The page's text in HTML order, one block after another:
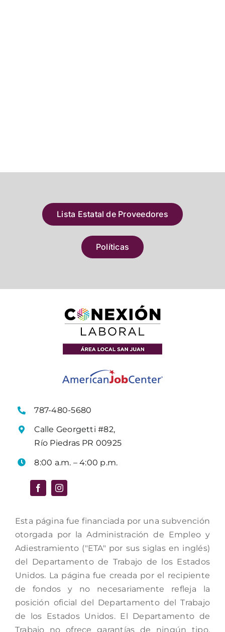
Lista Estatal de Proveedores
Políticas
787-480-5680
Calle Georgetti #82,
Río Piedras PR 00925
8:00 a.m. – 4:00 p.m.
Esta página fue financiada por una subvención
otorgada por la Administración de Empleo y
Adiestramiento ("ETA" por sus siglas en inglés)
del Departamento de Trabajo de los Estados
Unidos. La página fue creada por el recipiente
de fondos y no necesariamente refleja la
posición oficial del Departamento del Trabajo
de los Estados Unidos. El Departamento de
Trabajo no ofrece garantías de ningún tipo,